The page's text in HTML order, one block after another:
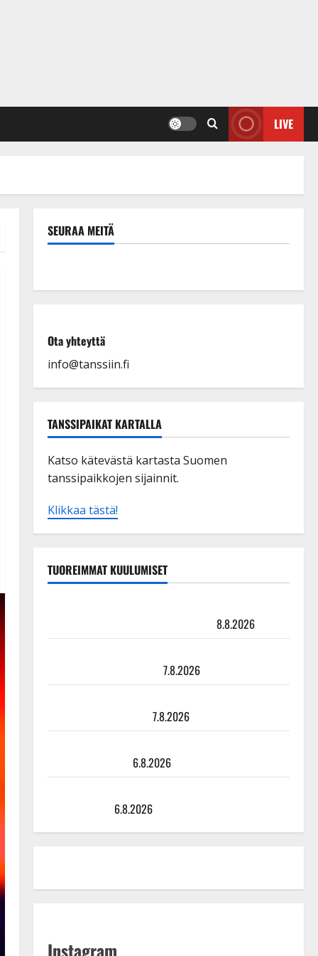
LIVE
SEURAA MEITÄ
Ota yhteyttä
info@tanssiin.fi
TANSSIPAIKAT KARTALLA
Katso kätevästä kartasta Suomen
tanssipaikkojen sijainnit.
Klikkaa tästä!
TUOREIMMAT KUULUMISET
8.8.2026
7.8.2026
7.8.2026
6.8.2026
6.8.2026
Instagram